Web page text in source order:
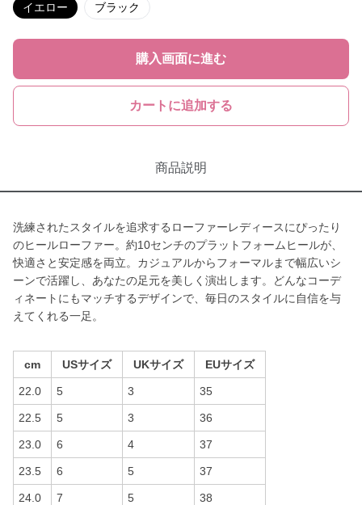
イエロー ブラック
購入画面に進む
カートに追加する
商品説明
洗練されたスタイルを追求するローファーレディースにぴったり
のヒールローファー。約10センチのプラットフォームヒールが、
快適さと安定感を両立。カジュアルからフォーマルまで幅広いシ
ーンで活躍し、あなたの足元を美しく演出します。どんなコーデ
ィネートにもマッチするデザインで、毎日のスタイルに自信を与
えてくれる一足。
cm USサイズ UKサイズ EUサイズ
22.0 5 3 35
22.5 5 3 36
23.0 6 4 37
23.5 6 5 37
24.0 7 5 38